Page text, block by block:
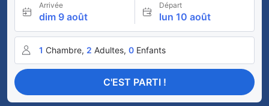
Arrivée
dim 9 août
Départ
lun 10 août
1 Chambre, 2 Adultes, 0 Enfants
C'EST PARTI !